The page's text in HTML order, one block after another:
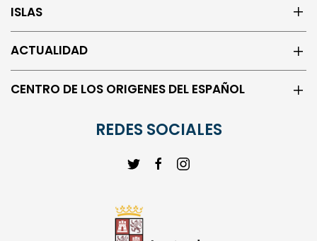
ISLAS
ACTUALIDAD
CENTRO DE LOS ORIGENES DEL ESPAÑOL
REDES SOCIALES